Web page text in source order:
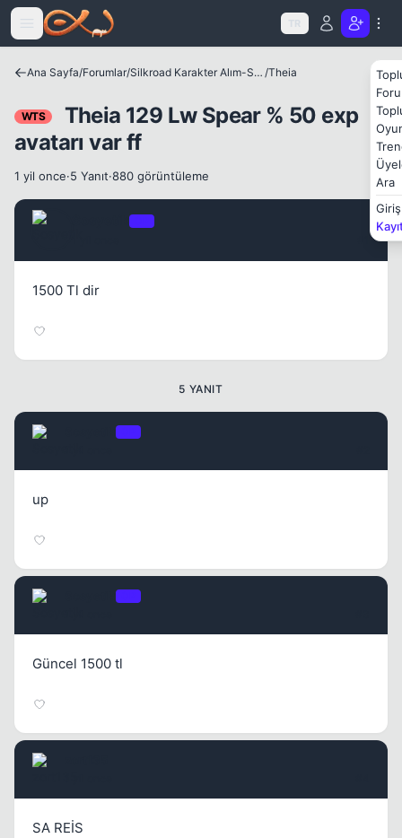
Icerige atla
TR
Ara
Giriş
Ana Sayfa/Forumlar/ Silkroad Karakter Alım-Satımları /Theia
WTS
Theia 129 Lw Spear % 50 exp
avatarı var ff
1 yil once·5 Yanıt·880 görüntüleme
1500 Tl dir
5 YANIT
up
Güncel 1500 tl
SA REİS
Kapat
Kapat